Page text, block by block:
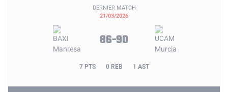
DERNIER MATCH
21/03/2026
86-90
7 PTS 0 REB 1 AST